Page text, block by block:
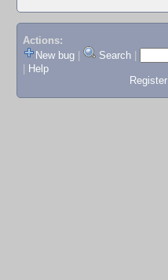
Actions:
New bug
Search
Help
Register